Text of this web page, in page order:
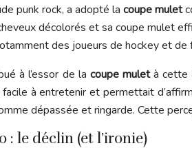
punk rock, a adopté la coupe mulet
décolorés et sa coupe mulet
des joueurs de hockey et
à l’essor de la coupe muletà cette
à entretenir et permettait
dépassée et ringarde. Cette
: le déclin (et l’ironie)